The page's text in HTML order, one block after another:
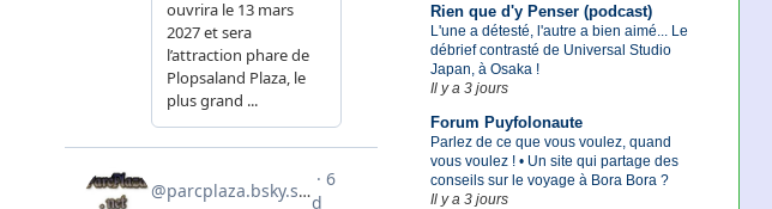
Rien que d'y Penser (podcast)
L'une a détesté, l'autre a bien aimé... Le
débrief contrasté de Universal Studio
Japan, à Osaka !
Il y a 3 jours
Forum Puyfolonaute
Parlez de ce que vous voulez, quand
vous voulez ! • Un site qui partage des
conseils sur le voyage à Bora Bora ?
Il y a 3 jours